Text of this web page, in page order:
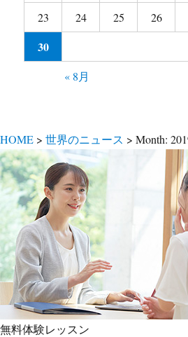
23
24 25 26
30
« 8月
HOME > 世界のニュース > Month:
無料体験レッスン